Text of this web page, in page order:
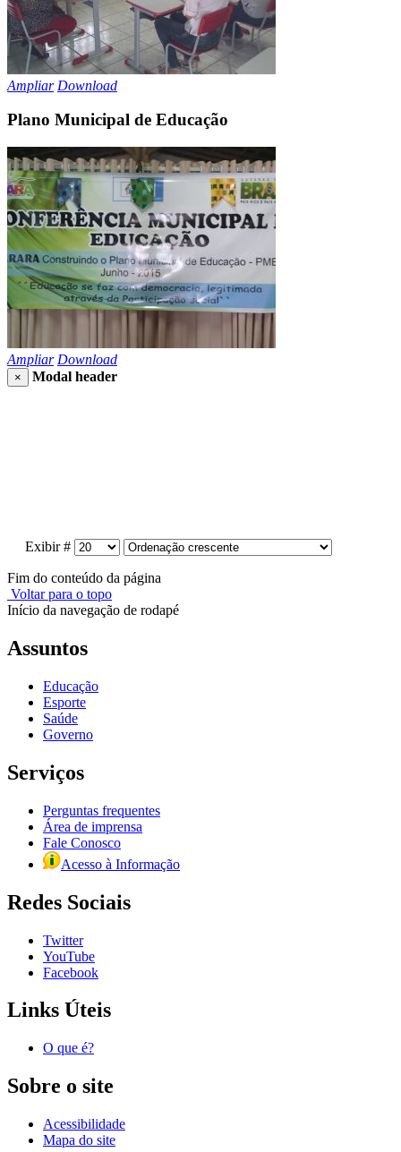
Ampliar Download
Plano Municipal de Educação
Ampliar Download
× Modal header
Exibir #
Fim do conteúdo da página
Voltar para o topo
Início da navegação de rodapé
Assuntos
Educação
Esporte
Saúde
Governo
Serviços
Perguntas frequentes
Área de imprensa
Fale Conosco
Acesso à Informação
Redes Sociais
Twitter
YouTube
Facebook
Links Úteis
O que é?
Sobre o site
Acessibilidade
Mapa do site